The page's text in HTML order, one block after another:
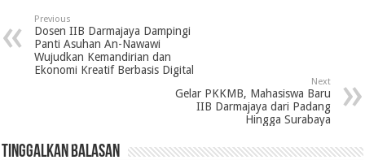
Previous
Dosen IIB Darmajaya Dampingi
Panti Asuhan An-Nawawi
Wujudkan Kemandirian dan
Ekonomi Kreatif Berbasis Digital
Next
Gelar PKKMB, Mahasiswa Baru
IIB Darmajaya dari Padang
Hingga Surabaya
Tinggalkan Balasan